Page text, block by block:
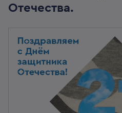
Отечества.